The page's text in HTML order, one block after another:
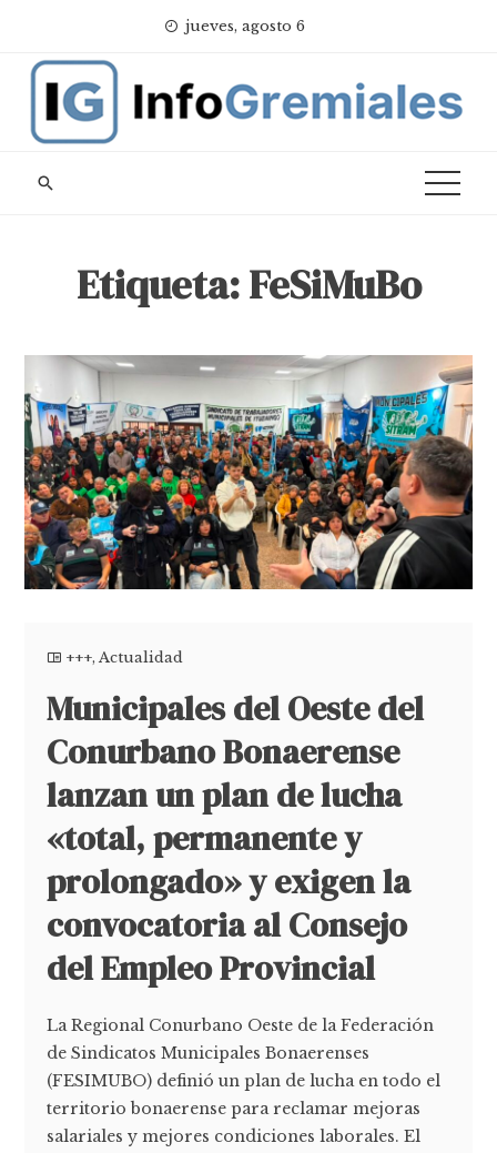
content
jueves, agosto 6
Etiqueta:FeSiMuBo
+++,Actualidad
Municipales del Oeste del
Conurbano Bonaerense
lanzan un plan de lucha
«total, permanente y
prolongado» y exigen la
convocatoria al Consejo
del Empleo Provincial
La Regional Conurbano Oeste de la Federación
de Sindicatos Municipales Bonaerenses
(FESIMUBO) definió un plan de lucha en todo el
territorio bonaerense para reclamar mejoras
salariales y mejores condiciones laborales. El